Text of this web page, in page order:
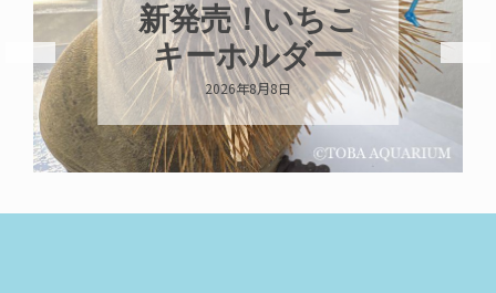
新発売！いちこ
キーホルダー
2026年8月8日